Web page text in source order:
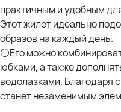
практичным и удобным
Этот жилет идеально
образов на каждый день.
⚪Его можно
юбками, а также
водолазками. Благодаря
станет незаменимым